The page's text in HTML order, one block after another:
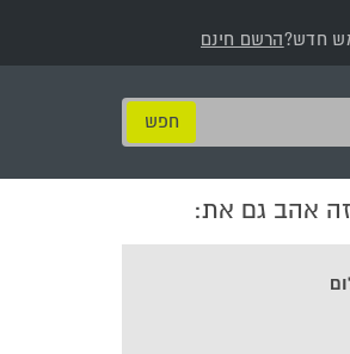
חדש?הרשם חינם
חיפוש
שיר
/
זמראהב גם את: